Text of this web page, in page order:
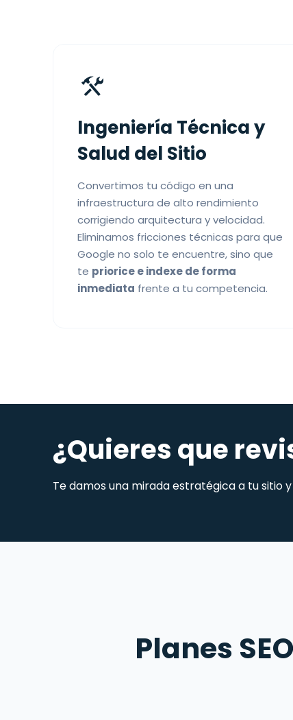
Ingeniería Técnica y
Salud del Sitio
Convertimos tu código en una
infraestructura de alto rendimiento
corrigiendo arquitectura y velocidad.
Eliminamos fricciones técnicas para que
Google no solo te encuentre, sino que
te priorice e indexe de forma
inmediata frente a tu competencia.
¿Quieres que
Te damos una mirada estratégica a tu sitio
Planes